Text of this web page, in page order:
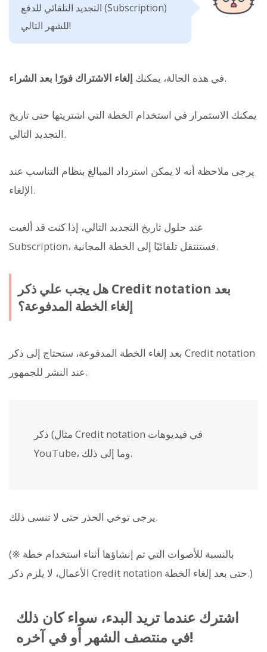
التجديد التلقائي للدفع (Subscription)
للشهر التالي!
في هذه الحالة، يمكنك إلغاء الاشتراك فورًا بعد الشراء .
يمكنك الاستمرار في استخدام الخطة التي اشتريتها حتى تاريخ
التجديد التالي.
يرجى ملاحظة أنه لا يمكن استرداد المبالغ بنظام التناسب عند
الإلغاء.
عند حلول تاريخ التجديد التالي، إذا كنت قد ألغيت
Subscription، فستنتقل تلقائيًا إلى الخطة المجانية.
هل يجب علي ذكر Credit notation بعد
إلغاء الخطة المدفوعة؟
بعد إلغاء الخطة المدفوعة، ستحتاج إلى ذكر Credit notation
عند النشر للجمهور.
مثال) ذكر Credit notation في فيديوهات
YouTube، وما إلى ذلك.
يرجى توخي الحذر حتى لا تنسى ذلك.
(※ بالنسبة للأصوات التي تم إنشاؤها أثناء استخدام خطة
الأعمال، لا يلزم ذكر Credit notation حتى بعد إلغاء الخطة.)
اشترك عندما تريد البدء، سواء كان ذلك
في منتصف الشهر أو في آخره!